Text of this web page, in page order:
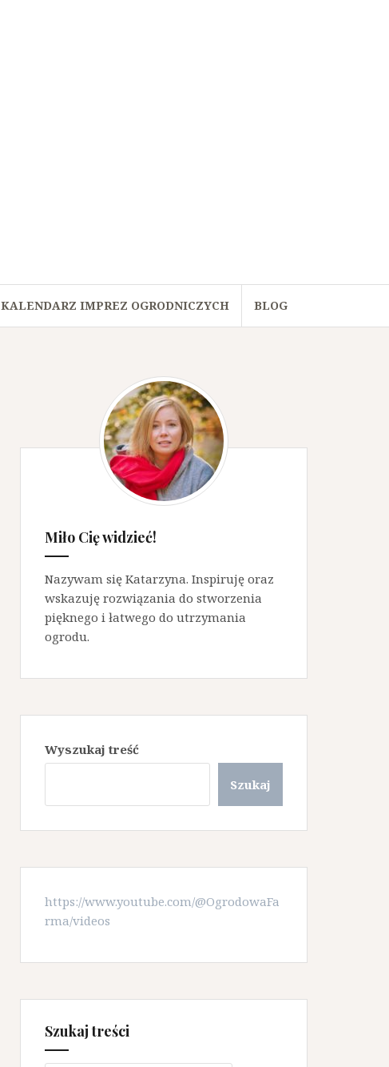
KALENDARZ IMPREZ OGRODNICZYCH BLOG
Miło Cię widzieć!
Nazywam się Katarzyna. Inspiruję oraz
wskazuję rozwiązania do stworzenia
pięknego i łatwego do utrzymania
ogrodu.
Wyszukaj treść
Szukaj
https://www.youtube.com/@OgrodowaFa
rma/videos
Szukaj treści